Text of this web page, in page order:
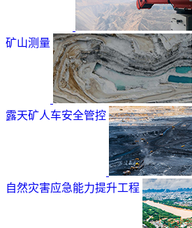
矿山测量
露天矿人车安全管控
自然灾害应急能力提升工程